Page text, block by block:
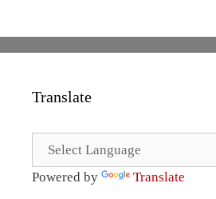
Translate
Powered by Translate